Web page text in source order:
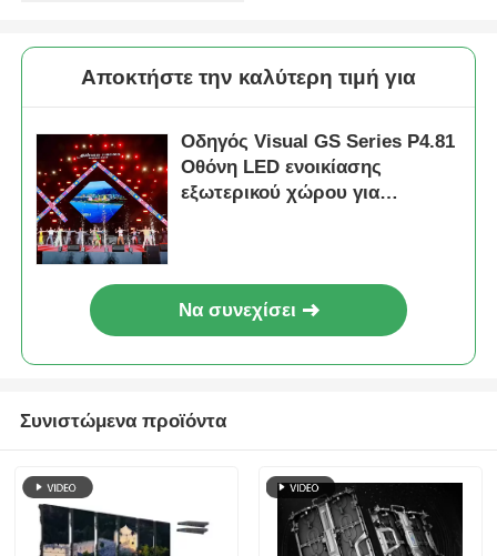
Αποκτήστε την καλύτερη τιμή για
Οδηγός Visual GS Series P4.81
Οθόνη LED ενοικίασης
εξωτερικού χώρου για
Να συνεχίσει
Συνιστώμενα προϊόντα